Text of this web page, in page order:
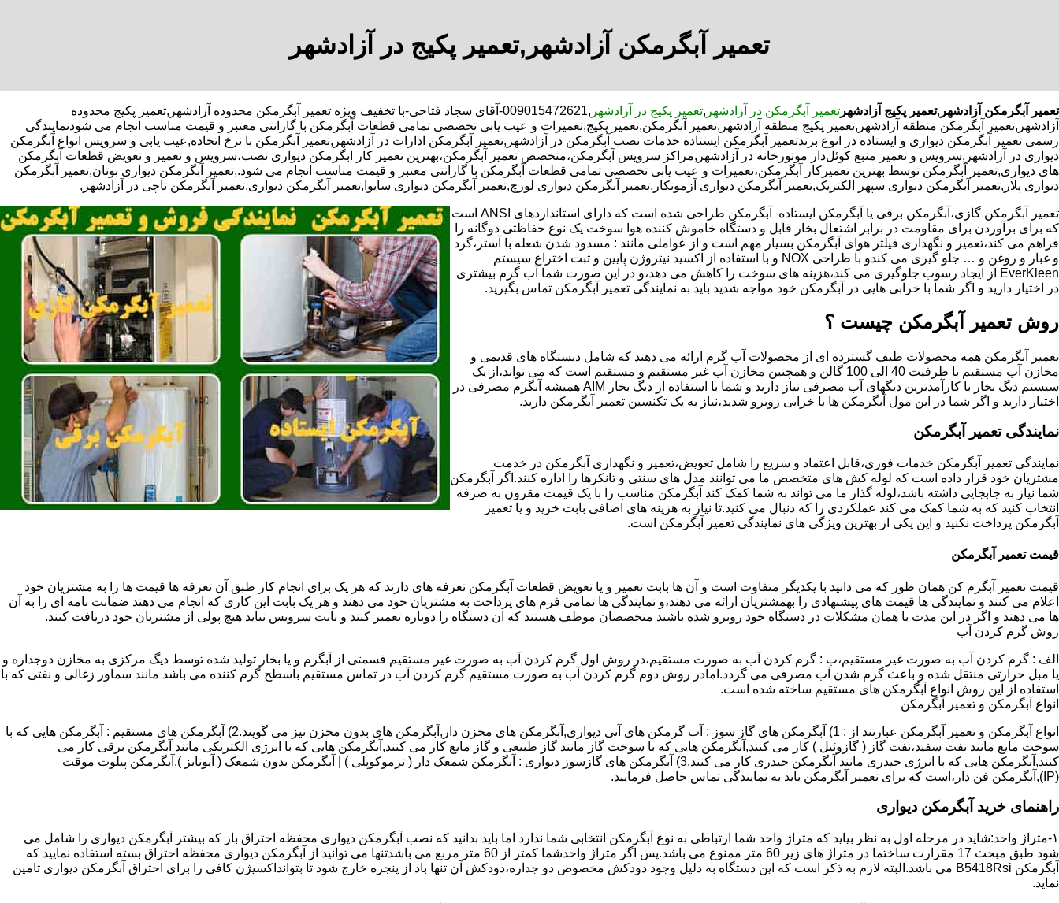
تعمیر آبگرمکن آزادشهر,تعمیر پکیج در آزادشهر
تعمیر آبگرمکن آزادشهر ,تعمیر پکیج آزادشهر تعمیر آبگرمکن در آزادشهر ,تعمیر پکیج در آزادشهر
,009015472621-آقای سجاد فتاحی-با تخفیف ویژه تعمیر آبگرمکن محدوده آزادشهر,تعمیر پکیج محدوده
آزادشهر,تعمیر آبگرمکن منطقه آزادشهر,تعمیر پکیج منطقه آزادشهر,تعمیر آبگرمکن,تعمیر پکیج,تعمیرات و عیب یابی تخصصی تمامی قطعات آبگرمکن با گارانتی معتبر و قیمت مناسب انجام می شودنمایندگی
رسمی تعمیر آبگرمکن دیواری و ایستاده در انوع برندتعمیر آبگرمکن ایستاده خدمات نصب آبگرمکن در آزادشهر,تعمیر آبگرمکن ادارات در آزادشهر,تعمیر آبگرمکن با نرخ اتحاده,عیب یابی و سرویس انواع آبگرمکن
دیواری در آزادشهر,سرویس و تعمیر منبع کوئل‌دار موتورخانه در آزادشهر,مراکز سرویس آبگرمکن،متخصص تعمیر آبگرمکن،بهترین تعمیر کار ابگرمکن دیواری نصب،سرویس و تعمیر و تعویض قطعات آبگرمکن
های دیواری,تعمیر آبگرمکن توسط بهترین تعمیرکار آبگرمکن،تعمیرات و عیب یابی تخصصی تمامی قطعات آبگرمکن با گارانتی معتبر و قیمت مناسب انجام می شود.,تعمیر آبگرمکن دیواری بوتان,تعمیر آبگرمکن
دیواری پلار,تعمیر آبگرمکن دیواری سپهر الکتریک,تعمیر آبگرمکن دیواری آزمونکار,تعمیر آبگرمکن دیواری لورچ,تعمیر آبگرمکن دیواری سایوا,تعمیر آبگرمکن دیواری,تعمیر آبگرمکن تاچی در آزادشهر,
تعمیر آبگرمکن گازی،آبگرمکن برقی یا آبگرمکن ایستاده ​ آبگرمکن طراحی شده است که دارای استانداردهای ANSI است
که برای برآوردن برای مقاومت در برابر اشتعال بخار قابل و دستگاه خاموش کننده هوا سوخت یک نوع حفاظتی دوگانه را
فراهم می کند،تعمیر و نگهداری فیلتر هوای آبگرمکن بسیار مهم است و از عواملی مانند : مسدود شدن شعله با آستر،گرد
و غبار و روغن و … جلو گیری می کندو با طراحی NOX و با استفاده از اکسید نیتروژن پایین و ثبت اختراع سیستم
EverKleen از ایجاد رسوب جلوگیری می کند،هزینه های سوخت را کاهش می دهد،و در این صورت شما آب گرم بیشتری
در اختیار دارید و اگر شما با خرابی هایی در آبگرمکن خود مواجه شدید باید به نمایندگی تعمیر آبگرمکن تماس بگیرید.
روش تعمیر آبگرمکن چیست ؟
تعمیر آبگرمکن همه محصولات طیف گسترده ای از محصولات آب گرم ارائه می دهند که شامل دیستگاه های قدیمی و
مخازن آب مستقیم با ظرفیت 40 الی 100 گالن و همچنین مخازن آب غیر مستقیم و مستقیم است که می تواند،از یک
سیستم دیگ بخار با کارآمدترین دیگهای آب مصرفی نیاز دارید و شما با استفاده از دیگ بخار AIM همیشه آبگرم مصرفی در
اختیار دارید و اگر شما در این مول آبگرمکن ها با خرابی روبرو شدید،نیاز به یک تکنسین تعمیر آبگرمکن دارید.
نمایندگی تعمیر آبگرمکن
نمایندگی تعمیر آبگرمکن خدمات فوری،قابل اعتماد و سریع را شامل تعویض،تعمیر و نگهداری آبگرمکن در خدمت
مشتریان خود قرار داده است که لوله کش های متخصص ما می توانند مدل های سنتی و تانکرها را اداره کنند.اگر آبگرمکن
شما نیاز به جابجایی داشته باشد،لوله گذار ما می تواند به شما کمک کند آبگرمکن مناسب را با یک قیمت مقرون به صرفه
انتخاب کنید که به شما کمک می کند عملکردی را که دنبال می کنید.تا نیاز به هزینه های اضافی بابت خرید و یا تعمیر
آبگرمکن پرداخت نکنید و این یکی از بهترین ویژگی های نمایندگی تعمیر آبگرمکن است.
قیمت تعمیر آبگرمکن
قیمت تعمیر آبگرم کن همان طور که می دانید با یکدیگر متفاوت است و آن ها بابت تعمیر و یا تعویض قطعات آبگرمکن تعرفه های دارند که هر یک برای انجام کار طبق آن تعرفه ها قیمت ها را به مشتریان خود
اعلام می کنند و نمایندگی ها قیمت های پیشنهادی را بهمشتریان ارائه می دهند،و نمایندگی ها تمامی فرم های پرداخت به مشتریان خود می دهند و هر یک بابت این کاری که انجام می دهند ضمانت نامه ای را به آن
ها می دهند و اگر در این مدت با همان مشکلات در دستگاه خود روبرو شده باشند متخصصان موظف هستند که ان دستگاه را دوباره تعمیر کنند و بابت سرویس نباید هیچ پولی از مشتریان خود دریافت کنند.
روش گرم کردن آب
الف : گرم کردن آب به صورت غیر مستقیم،ب : گرم کردن آب به صورت مستقیم،در روش اول گرم کردن آب به صورت غیر مستقیم قسمتی از آبگرم و یا بخار تولید شده توسط دیگ مرکزی به مخازن دوجداره و
یا مبل حرارتی منتقل شده و باعث گرم شدن آب مصرفی می گردد.امادر روش دوم گرم کردن آب به صورت مستقیم گرم کردن آب در تماس مستقیم باسطح گرم کننده می باشد مانند سماور زغالی و نفتی که با
استفاده از این روش انواع آبگرمکن های مستقیم ساخته شده است.
انواع آبگرمکن و تعمیر آبگرمکن
انواع آبگرمکن و تعمیر آبگرمکن عبارتند از : 1) آبگرمکن های گاز سوز : آب گرمکن های آنی دیواری,آبگرمکن های مخزن دار,آبگرمکن های بدون مخزن نیز می گویند.2) آبگرمکن های مستقیم : آبگرمکن هایی که با
سوخت مایع مانند نفت سفید،نفت گاز ( گازوئیل ) کار می کنند,آبگرمکن هایی که با سوخت گاز مانند گاز طبیعی و گاز مایع کار می کنند,آبگرمکن هایی که با انرژی الکتریکی مانند آبگرمکن برقی کار می
کنند,آبگرمکن هایی که با انرژی حیدری مانند آبگرمکن حیدری کار می کنند.3) آبگرمکن های گازسوز دیواری : آبگرمکن شمعک دار ( ترموکوپلی ) | آبگرمکن بدون شمعک ( آیونایز ),آبگرمکن پیلوت موقت
(IP),آبگرمکن فن دار،است که برای تعمیر آبگرمکن باید به نمایندگی تماس حاصل فرمایید.
راهنمای خرید آبگرمکن دیواری
۱-متراژ واحد:شاید در مرحله اول به نظر بیاید که متراژ واحد شما ارتباطی به نوع آبگرمکن انتخابی شما ندارد اما باید بدانید که نصب آبگرمکن دیواری محفظه احتراق باز که بیشتر آبگرمکن دیواری را شامل می
شود طبق مبحث 17 مقرارت ساختما در متراژ های زیر 60 متر ممنوع می باشد.پس اگر متراژ واحدشما کمتر از 60 متر مربع می باشدتنها می توانید از آبگرمکن دیواری محفظه احتراق بسته استفاده نمایید که
آبگرمکن B5418Rsi می باشد.البته لازم به ذکر است که این دستگاه به دلیل وجود دودکش مخصوص دو جداره،دودکش آن تنها باد از پنجره خارج شود تا بتوانداکسیژن کافی را برای احتراق آبگرمکن دیواری تامین
نماید.